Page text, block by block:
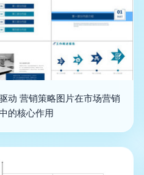
动 营销策略图片在市场营销
的核心作用